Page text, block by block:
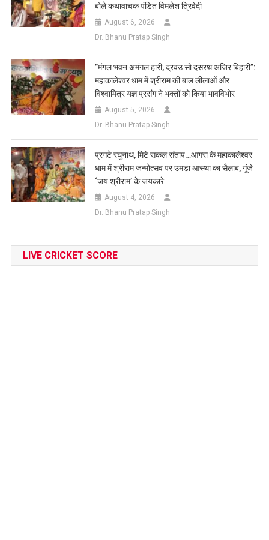
बोले कथावाचक पंडित विमलेश त्रिवेदी
August 6, 2026
Dr. Bhanu Pratap Singh
​”मंगल भवन अमंगल हारी, द्रवउ सो दसरथ अजिर बिहारी”:
महाकालेश्वर धाम में श्रीराम की बाल लीलाओं और
विश्वामित्र यज्ञ प्रसंग ने भक्तों को किया भावविभोर
August 5, 2026
Dr. Bhanu Pratap Singh
प्रगटे रघुनाथ, मिटे सकल संताप…आगरा के महाकालेश्वर
धाम में श्रीराम जन्मोत्सव पर उमड़ा आस्था का सैलाब, गूंजे
‘जय श्रीराम’ के जयकारे
August 4, 2026
Dr. Bhanu Pratap Singh
LIVE CRICKET SCORE